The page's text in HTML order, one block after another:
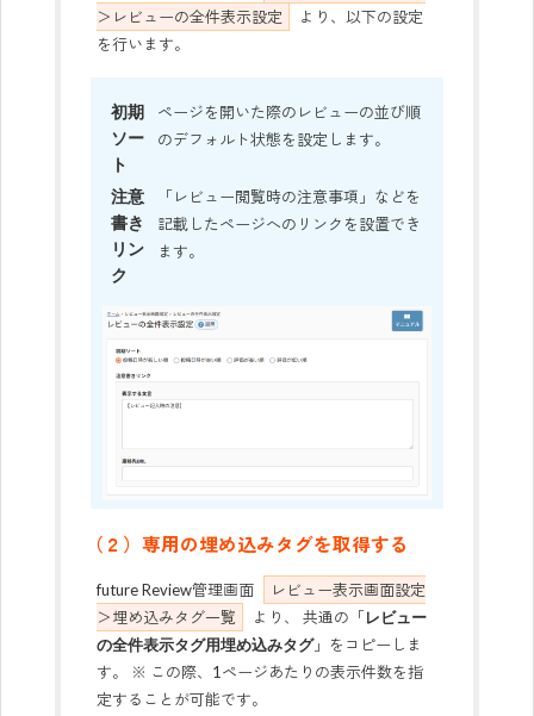
＞レビューの全件表示設定
より、以下の設定
を行います。
初期
ソー
ト
ページを開いた際のレビューの並び順
のデフォルト状態を設定します。
注意
書き
リン
ク
「レビュー閲覧時の注意事項」などを
記載したページへのリンクを設置でき
ます。
（２）専用の埋め込みタグを取得する
future Review管理画面
レビュー表示画面設定
＞埋め込みタグ一覧
より、 共通の「 レビュー
の全件表示タグ用埋め込みタグ」をコピーしま
す。 ※ この際、1ページあたりの表示件数を指
定することが可能です。